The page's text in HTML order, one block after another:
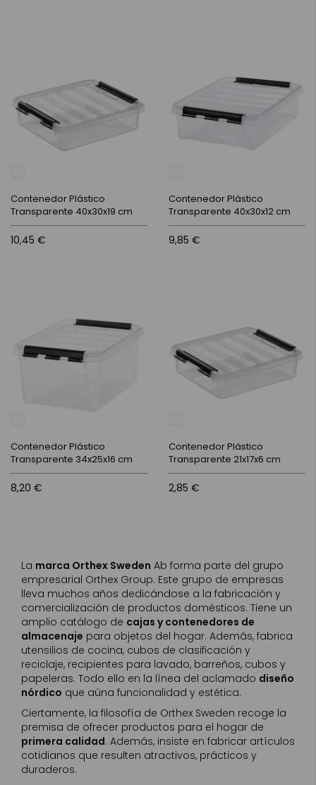
Contenedor Plástico
Transparente 40x30x19 cm
10,45 €
Contenedor Plástico
Transparente 40x30x12 cm
9,85 €
Contenedor Plástico
Transparente 34x25x16 cm
8,20 €
Contenedor Plástico
Transparente 21x17x6 cm
2,85 €
La marca Orthex Sweden Ab forma parte del grupo
empresarial Orthex Group. Este grupo de empresas
lleva muchos años dedicándose a la fabricación y
comercialización de productos domésticos. Tiene un
amplio catálogo de cajas y contenedores de
almacenaje para objetos del hogar. Además, fabrica
utensilios de cocina, cubos de clasificación y
reciclaje, recipientes para lavado, barreños, cubos y
papeleras. Todo ello en la línea del aclamado diseño
nórdico que aúna funcionalidad y estética.
Ciertamente, la filosofía de Orthex Sweden recoge la
premisa de ofrecer productos para el hogar de
primera calidad. Además, insiste en fabricar artículos
cotidianos que resulten atractivos, prácticos y
duraderos.